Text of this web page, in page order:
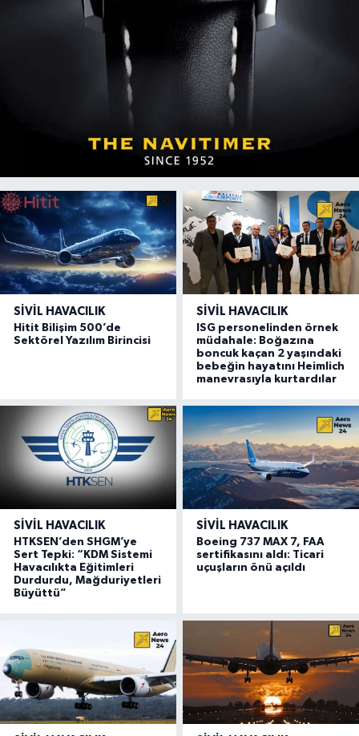
SIVIL HAVACILIK
Hitit Bilişim 500’de
Sektörel Yazılım Birincisi
SIVIL HAVACILIK
ISG personelinden örnek
müdahale: Boğazına
boncuk kaçan 2 yaşındaki
bebeğin hayatını Heimlich
manevrasıyla kurtardılar
SIVIL HAVACILIK
HTKSEN’den SHGM’ye
Sert Tepki: “KDM Sistemi
Havacılıkta Eğitimleri
Durdurdu, Mağduriyetleri
Büyüttü”
SIVIL HAVACILIK
Boeing 737 MAX 7, FAA
sertifikasını aldı: Ticari
uçuşların önü açıldı